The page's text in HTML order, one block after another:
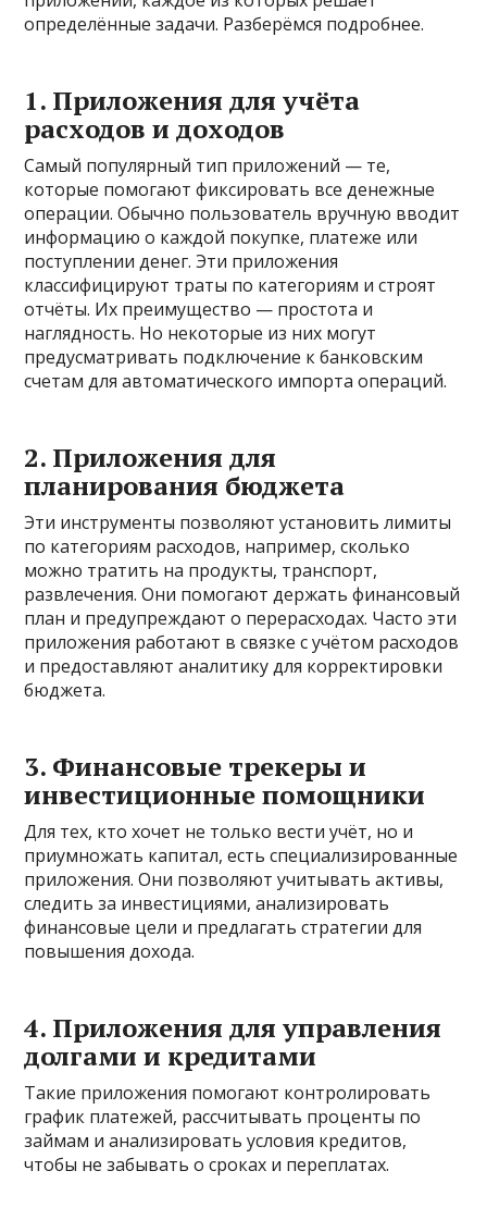
определённые задачи. Разберёмся подробнее.
1. Приложения для учёта
расходов и доходов
Самый популярный тип приложений — те,
которые помогают фиксировать все денежные
операции. Обычно пользователь вручную вводит
информацию о каждой покупке, платеже или
поступлении денег. Эти приложения
классифицируют траты по категориям и строят
отчёты. Их преимущество — простота и
наглядность. Но некоторые из них могут
предусматривать подключение к банковским
счетам для автоматического импорта операций.
2. Приложения для
планирования бюджета
Эти инструменты позволяют установить лимиты
по категориям расходов, например, сколько
можно тратить на продукты, транспорт,
развлечения. Они помогают держать финансовый
план и предупреждают о перерасходах. Часто эти
приложения работают в связке с учётом расходов
и предоставляют аналитику для корректировки
бюджета.
3. Финансовые трекеры и
инвестиционные помощники
Для тех, кто хочет не только вести учёт, но и
приумножать капитал, есть специализированные
приложения. Они позволяют учитывать активы,
следить за инвестициями, анализировать
финансовые цели и предлагать стратегии для
повышения дохода.
4. Приложения для управления
долгами и кредитами
Такие приложения помогают контролировать
график платежей, рассчитывать проценты по
займам и анализировать условия кредитов,
чтобы не забывать о сроках и переплатах.